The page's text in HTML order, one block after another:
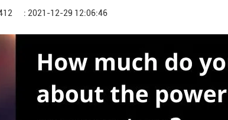
coaxial
amplificador
de audio
Controlador del distribuidor de energía
: 2021-12-29 12:06:46